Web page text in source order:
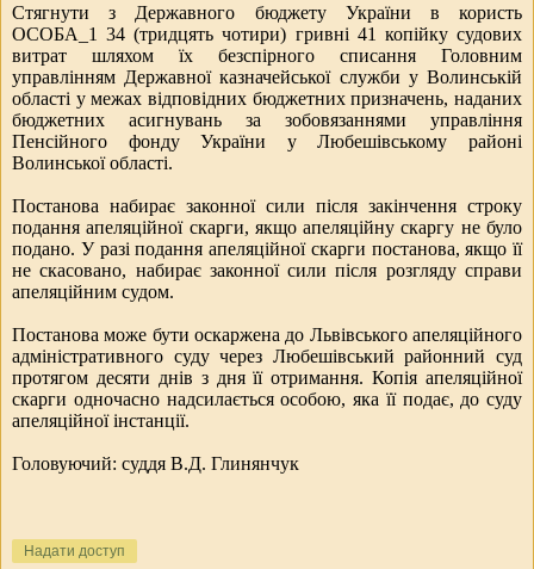
Стягнути з Державного бюджету України в користь
ОСОБА_1 34 (тридцять чотири) гривні 41 копійку судових
витрат шляхом їх безспірного списання Головним
управлінням Державної казначейської служби у Волинській
області у межах відповідних бюджетних призначень, наданих
бюджетних асигнувань за зобовязаннями управління
Пенсійного фонду України у Любешівському районі
Волинської області.
Постанова набирає законної сили після закінчення строку
подання апеляційної скарги, якщо апеляційну скаргу не було
подано. У разі подання апеляційної скарги постанова, якщо її
не скасовано, набирає законної сили після розгляду справи
апеляційним судом.
Постанова може бути оскаржена до Львівського апеляційного
адміністративного суду через Любешівський районний суд
протягом десяти днів з дня її отримання. Копія апеляційної
скарги одночасно надсилається особою, яка її подає, до суду
апеляційної інстанції.
Головуючий: суддя В.Д. Глинянчук
Надати доступ